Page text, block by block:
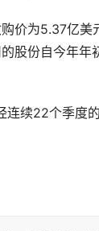
价为5.37亿美
股份自今年年
续22个季度